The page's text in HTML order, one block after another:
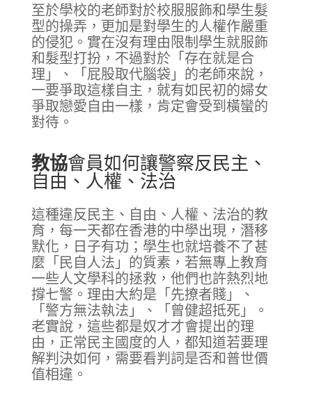
至於學校的老師對於校服服飾和學生髮
型的操弄，更加是對學生的人權作嚴重
的侵犯。實在沒有理由限制學生就服飾
和髮型打扮，不過對於「存在就是合
理」、「屁股取代腦袋」的老師來說，
一要爭取這樣自主，就有如民初的婦女
爭取戀愛自由一樣，肯定會受到橫蠻的
對待。
教協會員如何讓警察反民主、
自由、人權、法治
這種違反民主、自由、人權、法治的教
育，每一天都在香港的中學出現，潛移
默化，日子有功；學生也就培養不了甚
麼「民自人法」的質素，若無專上教育
一些人文學科的拯救，他們也許熱烈地
撐七警。理由大約是「先撩者賤」、
「警方無法執法」、「曾健超抵死」。
老實說，這些都是奴才才會提出的理
由，正常民主國度的人，都知道若要理
解判決如何，需要看判詞是否和普世價
值相違。